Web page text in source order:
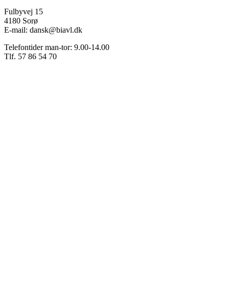
Fulbyvej 15
4180 Sorø
E-mail: dansk@biavl.dk
Telefontider man-tor: 9.00-14.00
Tlf. 57 86 54 70